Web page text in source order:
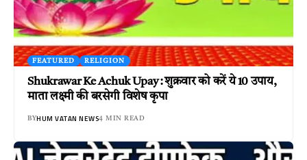
FEATURED RELIGION
Shukrawar Ke Achuk Upay : शुक्रवार को करें ये 10 उपाय,
माता लक्ष्मी की बरसेगी विशेष कृपा
BYHUM VATAN NEWS4 MIN READ